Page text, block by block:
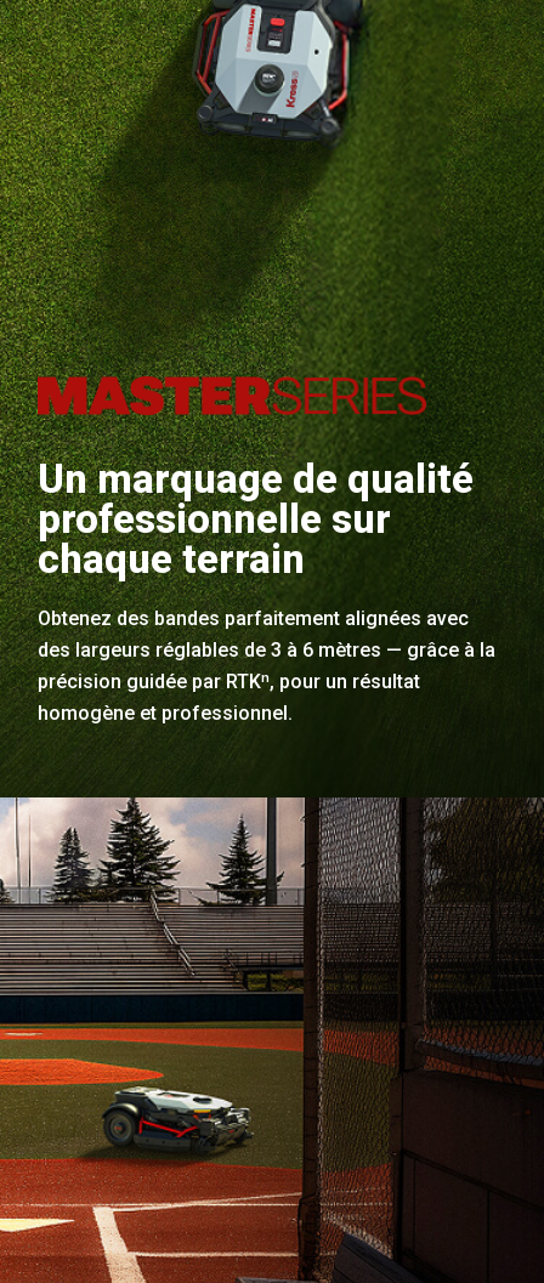
Un marquage de qualité
professionnelle sur
chaque terrain
Obtenez des bandes parfaitement alignées avec
des largeurs réglables de 3 à 6 mètres — grâce à la
précision guidée par RTKⁿ, pour un résultat
homogène et professionnel.